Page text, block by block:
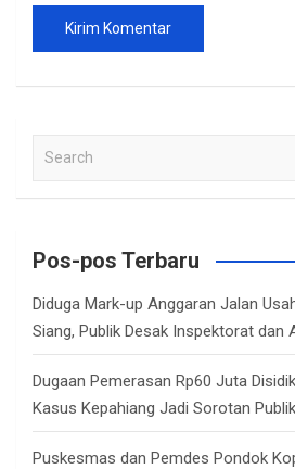
a
c
Pos-pos Terbaru
Diduga Mark-up Anggaran Jalan
Siang, Publik Desak Inspektorat dan
Dugaan Pemerasan Rp60 Juta
Kasus Kepahiang Jadi Sorotan Publik
Puskesmas dan Pemdes Pondok